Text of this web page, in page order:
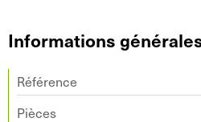
Informations
Référence
Pièces